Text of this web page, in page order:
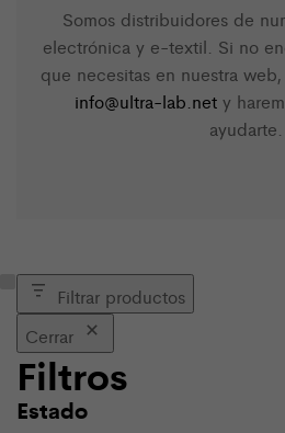
Somos distribuidores de
electrónica y e-textil. Si no
que necesitas en nuestra
info@ultra-lab.nety
ayudarte.
Filtrar productos
Cerrar
Filtros
Estado